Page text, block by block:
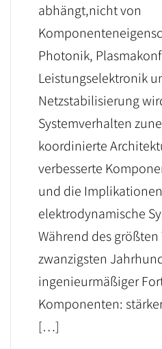
abhängt,nicht von
Photonik,
Leistungselektronik
Netzstabilisierung
Systemverhalten
koordinierte
verbesserte
und die
elektrodynamische
Während des größten
zwanzigsten
ingenieurmäßiger
Komponenten:
[…]